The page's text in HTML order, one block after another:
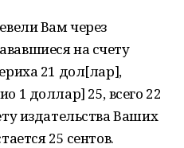
Вам через
на счету
21 дол[лар],
1 доллар] 25, всего 22
издательства Ваших
25 сентов.